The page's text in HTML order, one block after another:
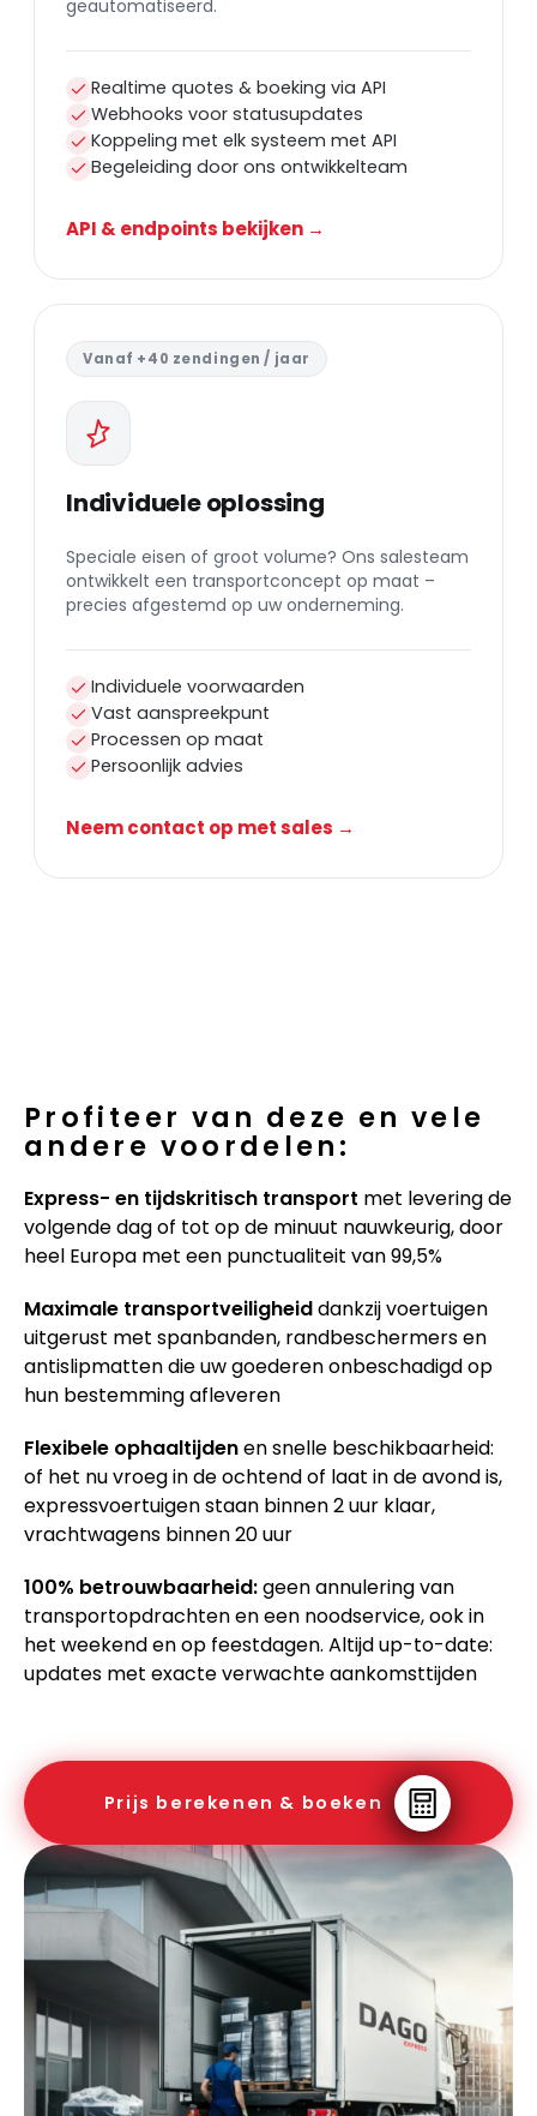
geautomatiseerd.
Realtime quotes & boeking via API
Webhooks voor statusupdates
Koppeling met elk systeem met API
Begeleiding door ons ontwikkelteam
API & endpoints bekijken →
Vanaf +40 zendingen / jaar
Individuele oplossing
Speciale eisen of groot volume? Ons salesteam
ontwikkelt een transportconcept op maat –
precies afgestemd op uw onderneming.
Individuele voorwaarden
Vast aanspreekpunt
Processen op maat
Persoonlijk advies
Neem contact op met sales →
Profiteer van deze en vele
andere voordelen:
Express- en tijdskritisch transport met levering de
volgende dag of tot op de minuut nauwkeurig, door
heel Europa met een punctualiteit van 99,5%
Maximale transportveiligheiddankzij voertuigen
uitgerust met spanbanden, randbeschermers en
antislipmatten die uw goederen onbeschadigd op
hun bestemming afleveren
Flexibele ophaaltijdenen snelle beschikbaarheid:
of het nu vroeg in de ochtend of laat in de avond is,
expressvoertuigen staan binnen 2 uur klaar,
vrachtwagens binnen 20 uur
100% betrouwbaarheid:geen annulering van
transportopdrachten en een noodservice, ook in
het weekend en op feestdagen. Altijd up-to-date:
updates met exacte verwachte aankomsttijden
Prijs berekenen & boeken